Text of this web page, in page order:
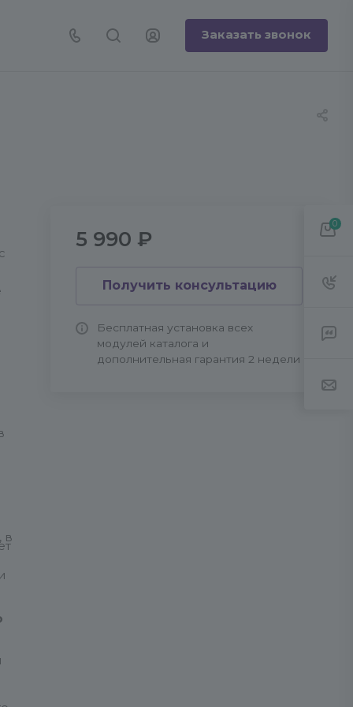
Заказать звонок
5 990 ₽
Получить консультацию
Бесплатная установка всех
модулей каталога и
дополнительная гарантия 2 недели
в
0